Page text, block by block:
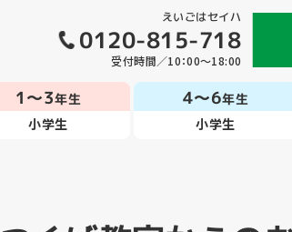
えいごはセイハ
0120-815-718
受付時間／10：00～18:00
1～3年生
小学生
4～6年生
小学生